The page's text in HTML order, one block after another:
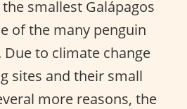
smallest Galápagos
of the many penguin
to climate change
sites and their small
more reasons, the